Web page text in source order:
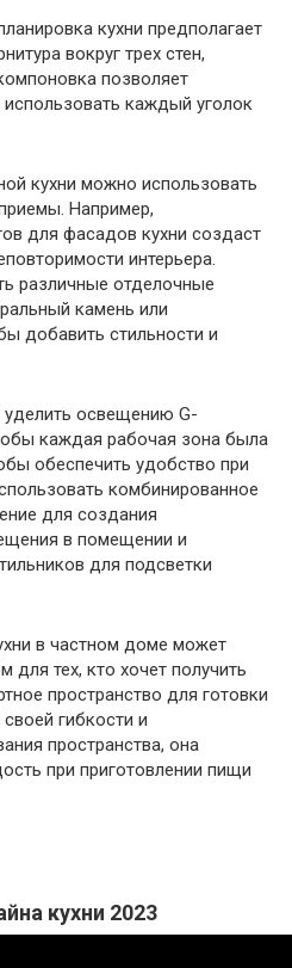
кухни предполагает
вокруг трех стен,
позволяет
каждый уголок
кухни можно использовать
Например,
для фасадов кухни создаст
интерьера.
различные отделочные
камень или
добавить стильности и
освещению G-
каждая рабочая зона была
обеспечить удобство при
комбинированное
для создания
в помещении и
для подсветки
в частном доме может
для тех, кто хочет получить
пространство для готовки
гибкости и
пространства, она
при приготовлении пищи
кухни 2023